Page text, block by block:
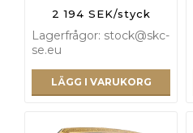
2 194 SEK/styck
Lagerfrågor: stock@skc-
se.eu
LÄGG I VARUKORG